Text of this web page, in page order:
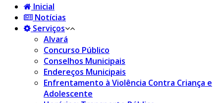
Inicial
Notícias
Serviços
Alvará
Concurso Público
Conselhos Municipais
Endereços Municipais
Enfrentamento à Violência Contra Criança e
Adolescente